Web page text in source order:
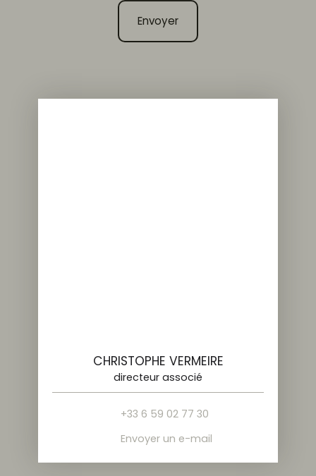
Envoyer
CHRISTOPHE VERMEIRE
directeur associé
+33 6 59 02 77 30
Envoyer un e-mail